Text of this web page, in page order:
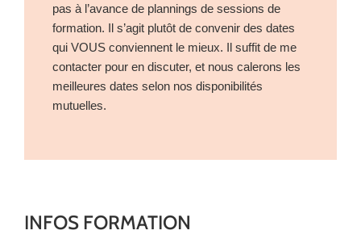
pas à l’avance de plannings de sessions de
formation. Il s’agit plutôt de convenir des dates
qui VOUS conviennent le mieux. Il suffit de me
contacter pour en discuter, et nous calerons les
meilleures dates selon nos disponibilités
mutuelles.
INFOS FORMATION